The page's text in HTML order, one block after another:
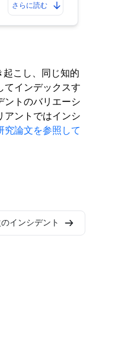
さらに読む
こし、同じ知的
てインデックスす
ントのバリエーシ
アントではインシ
究論文を参照して
インシデント